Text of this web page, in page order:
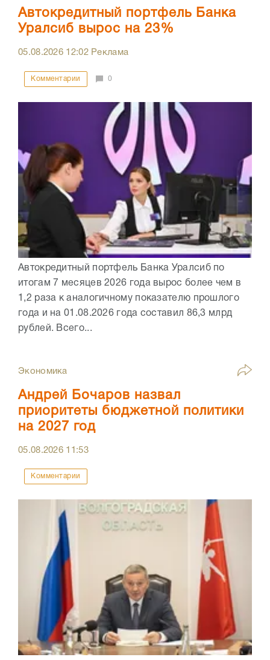
Автокредитный портфель Банка
Уралсиб вырос на 23%
05.08.2026 12:02Реклама
Комментарии 0
Автокредитный портфель Банка Уралсиб по
итогам 7 месяцев 2026 года вырос более чем в
1,2 раза к аналогичному показателю прошлого
года и на 01.08.2026 года составил 86,3 млрд
рублей. Всего...
Экономика
Андрей Бочаров назвал
приоритеты бюджетной политики
на 2027 год
05.08.2026 11:53
Комментарии